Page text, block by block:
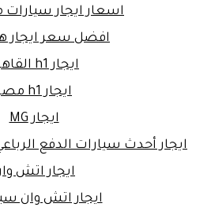
اسعار ايجار
افضل سعر ايجار
ايجار h1 القاهرة
ايجار h1 مصر
ايجار MG
ايجار أحدث سيارات الدفع
ايجار اتش
ايجار اتش وان